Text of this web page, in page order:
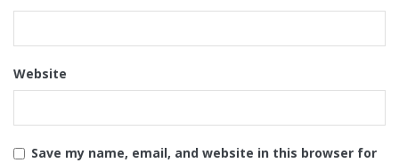
Website
Save my name, email, and website in this browser for